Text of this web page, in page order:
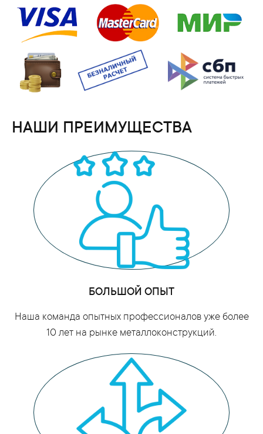
НАШИ ПРЕИМУЩЕСТВА
БОЛЬШОЙ ОПЫТ
Наша команда опытных профессионалов уже более
10 лет на рынке металлоконструкций.